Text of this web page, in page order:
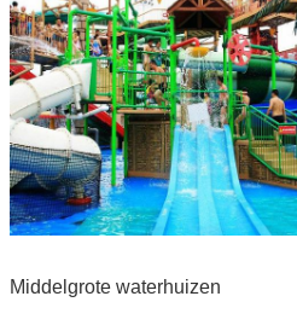
Middelgrote waterhuizen